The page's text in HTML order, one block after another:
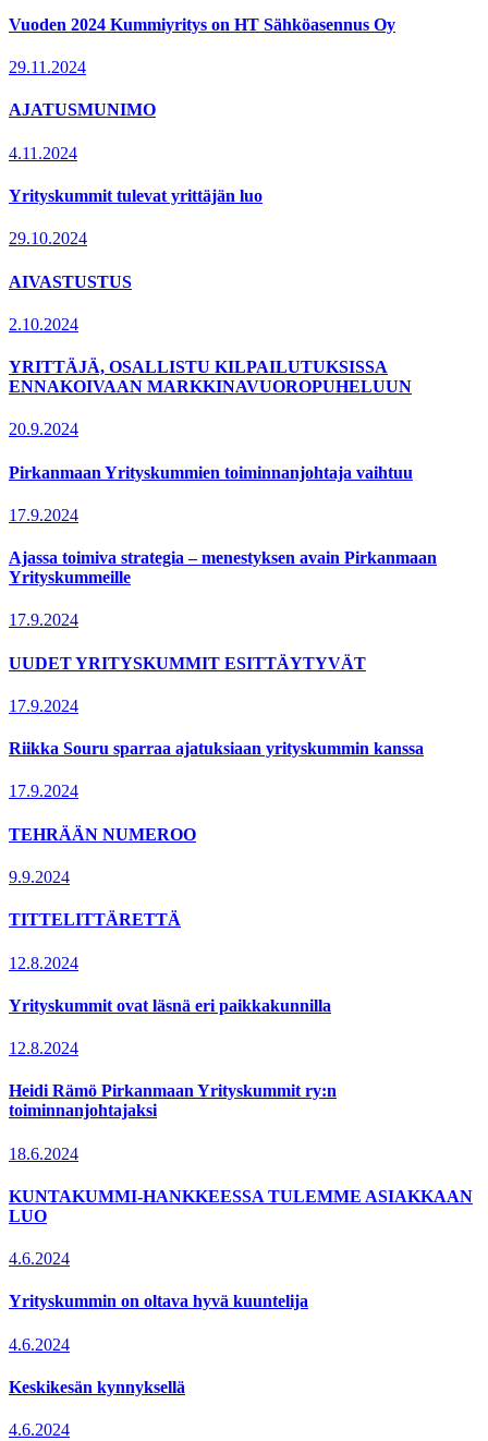
Vuoden 2024 Kummiyritys on HT Sähköasennus Oy
29.11.2024
AJATUSMUNIMO
4.11.2024
Yrityskummit tulevat yrittäjän luo
29.10.2024
AIVASTUSTUS
2.10.2024
YRITTÄJÄ, OSALLISTU KILPAILUTUKSISSA
ENNAKOIVAAN MARKKINAVUOROPUHELUUN
20.9.2024
Pirkanmaan Yrityskummien toiminnanjohtaja vaihtuu
17.9.2024
Ajassa toimiva strategia – menestyksen avain Pirkanmaan
Yrityskummeille
17.9.2024
UUDET YRITYSKUMMIT ESITTÄYTYVÄT
17.9.2024
Riikka Souru sparraa ajatuksiaan yrityskummin kanssa
17.9.2024
TEHRÄÄN NUMEROO
9.9.2024
TITTELITTÄRETTÄ
12.8.2024
Yrityskummit ovat läsnä eri paikkakunnilla
12.8.2024
Heidi Rämö Pirkanmaan Yrityskummit ry:n
toiminnanjohtajaksi
18.6.2024
KUNTAKUMMI-HANKKEESSA TULEMME ASIAKKAAN
LUO
4.6.2024
Yrityskummin on oltava hyvä kuuntelija
4.6.2024
Keskikesän kynnyksellä
4.6.2024